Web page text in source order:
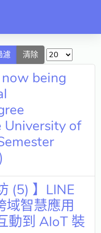
濾 清除
being
University of
(5) 】LINE
域智慧應用
動到 AIoT 裝